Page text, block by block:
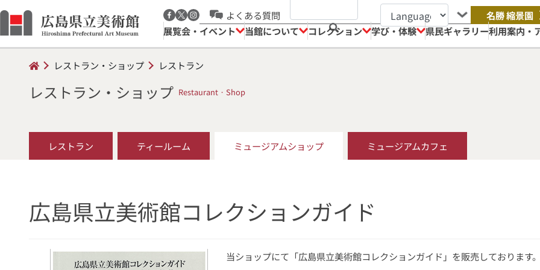
よくある質問
名勝 縮景園
展覧会・イベント
当館について コレクション 学び・体験 県民ギャラリー利用案内・
レストラン・ショップ レストラン
レストラン・ショップ Restaurant · Shop
レストラン ティールーム ミュージアムショップ ミュージアムカフェ
広島県立美術館コレクションガイド
当ショップにて「広島県立美術館コレクションガイド」を販売しております。